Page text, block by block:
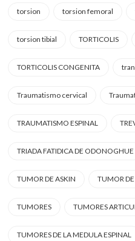
torsion torsion femoral
torsion tibial TORTICOLIS
TORTICOLIS CONGENITA
Traumatismo cervical
TRAUMATISMO ESPINAL
TRIADA FATIDICA DE ODONOGHUE
TUMOR DE ASKIN TUMOR
TUMORES TUMORES
TUMORES DE LA MEDULA ESPINAL